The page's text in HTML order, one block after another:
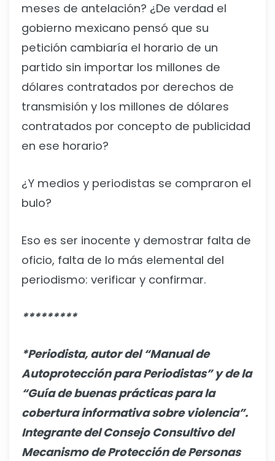
meses de antelación? ¿De verdad el
gobierno mexicano pensó que su
petición cambiaría el horario de un
partido sin importar los millones de
dólares contratados por derechos de
transmisión y los millones de dólares
contratados por concepto de publicidad
en ese horario?
¿Y medios y periodistas se compraron el
bulo?
Eso es ser inocente y demostrar falta de
oficio, falta de lo más elemental del
periodismo: verificar y confirmar.
*********
*Periodista, autor del “Manual de
Autoprotección para Periodistas” y de la
“Guía de buenas prácticas para la
cobertura informativa sobre violencia”.
Integrante del Consejo Consultivo del
Mecanismo de Protección de Personas